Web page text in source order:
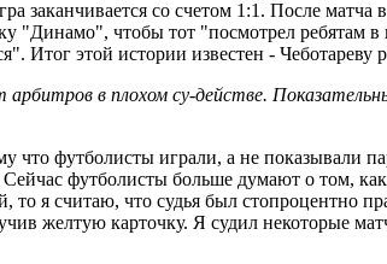
заканчивается со счетом 1:1. После
"Динамо", чтобы тот "посмотрел ребятам
Итог этой истории известен -
в плохом су-действе.
что футболисты играли, а не показывали
футболисты больше думают о том,
то я считаю, что судья был стопроцентно
желтую карточку. Я судил некоторые